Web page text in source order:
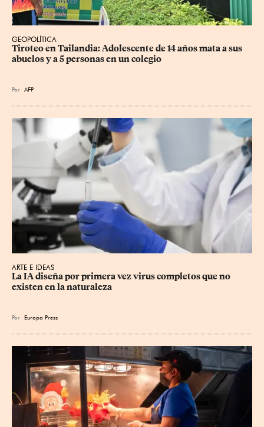
GEOPOLÍTICA
Tiroteo en Tailandia: Adolescente de 14 años mata a sus
abuelos y a 5 personas en un colegio
Por AFP
ARTE E IDEAS
La IA diseña por primera vez virus completos que no
existen en la naturaleza
Por Europa Press